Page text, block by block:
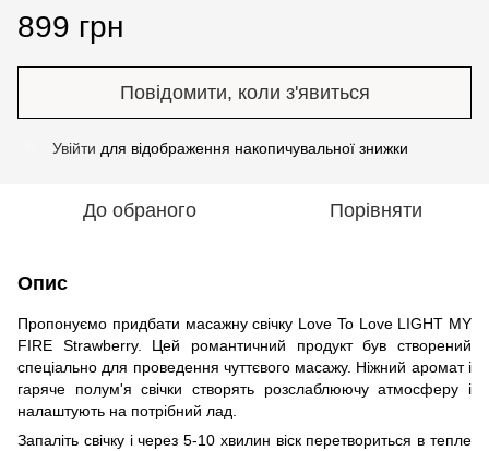
899 грн
Повідомити, коли з'явиться
Увійти для відображення накопичувальної знижки
До обраного Порівняти
Опис
Пропонуємо придбати масажну свічку Love To Love LIGHT MY
FIRE Strawberry. Цей романтичний продукт був створений
спеціально для проведення чуттєвого масажу. Ніжний аромат і
гаряче полум'я свічки створять розслаблюючу атмосферу і
налаштують на потрібний лад.
Запаліть свічку і через 5-10 хвилин віск перетвориться в тепле